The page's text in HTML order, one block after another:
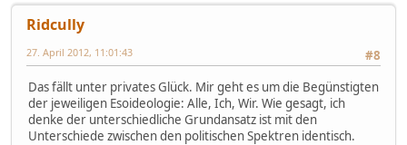
Ridcully
#8
27. April 2012, 11:01:43
Das fällt unter privates Glück. Mir geht es um die Begünstigten
der jeweiligen Esoideologie: Alle, Ich, Wir. Wie gesagt, ich
denke der unterschiedliche Grundansatz ist mit den
Unterschiede zwischen den politischen Spektren identisch.